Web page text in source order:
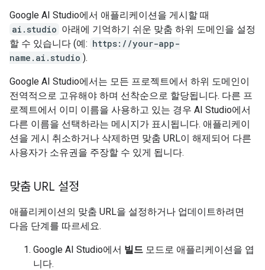
Google AI Studio에서 애플리케이션을 게시할 때
ai.studio 아래에 기억하기 쉬운 맞춤 하위 도메인을 설정
할 수 있습니다 (예: https://your-app-
name.ai.studio ).
Google AI Studio에서는 모든 프로젝트에서 하위 도메인이
전역적으로 고유해야 하며 선착순으로 할당됩니다. 다른 프
로젝트에서 이미 이름을 사용하고 있는 경우 AI Studio에서
다른 이름을 선택하라는 메시지가 표시됩니다. 애플리케이
션을 게시 취소하거나 삭제하면 맞춤 URL이 해제되어 다른
사용자가 소유권을 주장할 수 있게 됩니다.
맞춤 URL 설정
애플리케이션의 맞춤 URL을 설정하거나 업데이트하려면
다음 단계를 따르세요.
Google AI Studio에서 빌드 모드로 애플리케이션을 엽
니다.